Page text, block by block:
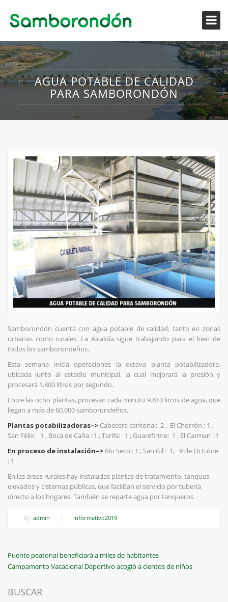
AGUA POTABLE DE CALIDAD
PARA SAMBORONDÓN
Samborondón cuenta con agua potable de calidad, tanto en zonas
urbanas como rurales. La Alcaldía sigue trabajando para el bien de
todos los samborondeños.
Esta semana inicia operaciones la octava planta potabilizadora,
ubicada junto al estadio municipal, la cual mejorará la presión y
procesará 1.800 litros por segundo.
Entre las ocho plantas, procesan cada minuto 9.810 litros de agua, que
llegan a más de 60.000 samborondeños.
Plantas potabilizadoras–> Cabecera cantonal: 2 , El Chorrón : 1 ,
San Félix: 1 , Boca de Caña : 1 , Tarifa: 1 , Guarefirme: 1 , El Carmen : 1
En proceso de instalación–> Río Seco : 1 , San Gil : 1, 9 de Octubre
: 1
En las áreas rurales hay instaladas plantas de tratamiento, tanques
elevados y cisternas públicas, que facilitan el servicio por tubería
directo a los hogares. También se reparte agua por tanqueros.
By: admin Informativo2019
Navegación
de
entradas
Previous
Post
Puente peatonal beneficiará a miles de habitantes
Next
Campamento Vacacional Deportivo acogió a cientos de niños
BUSCAR